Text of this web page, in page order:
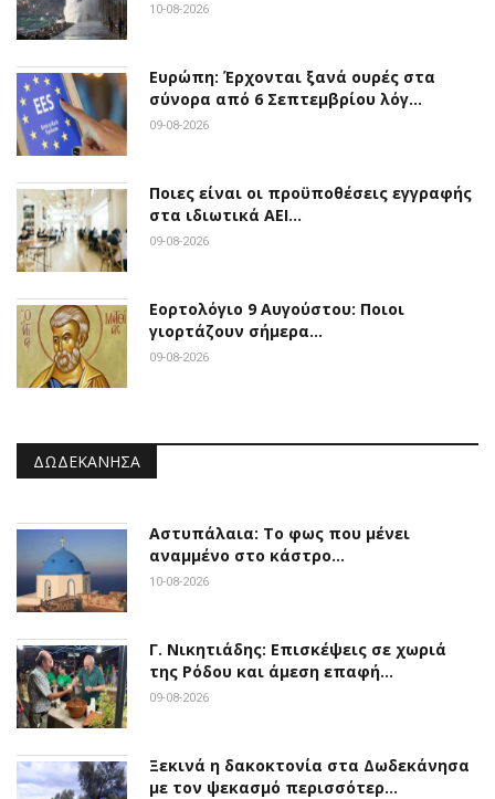
10-08-2026
Ευρώπη: Έρχονται ξανά ουρές στα
σύνορα από 6 Σεπτεμβρίου λόγ…
09-08-2026
Ποιες είναι οι προϋποθέσεις εγγραφής
στα ιδιωτικά ΑΕΙ…
09-08-2026
Εορτολόγιο 9 Αυγούστου: Ποιοι
γιορτάζουν σήμερα…
09-08-2026
ΔΩΔΕΚΆΝΗΣΑ
Αστυπάλαια: Το φως που μένει
αναμμένο στο κάστρο…
10-08-2026
Γ. Νικητιάδης: Επισκέψεις σε χωριά
της Ρόδου και άμεση επαφή…
09-08-2026
Ξεκινά η δακοκτονία στα Δωδεκάνησα
με τον ψεκασμό περισσότερ…